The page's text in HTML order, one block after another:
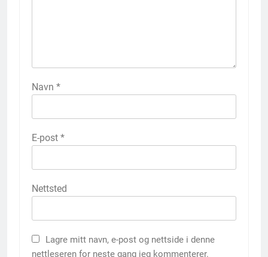
Navn *
E-post *
Nettsted
Lagre mitt navn, e-post og nettside i denne
nettleseren for neste gang jeg kommenterer.